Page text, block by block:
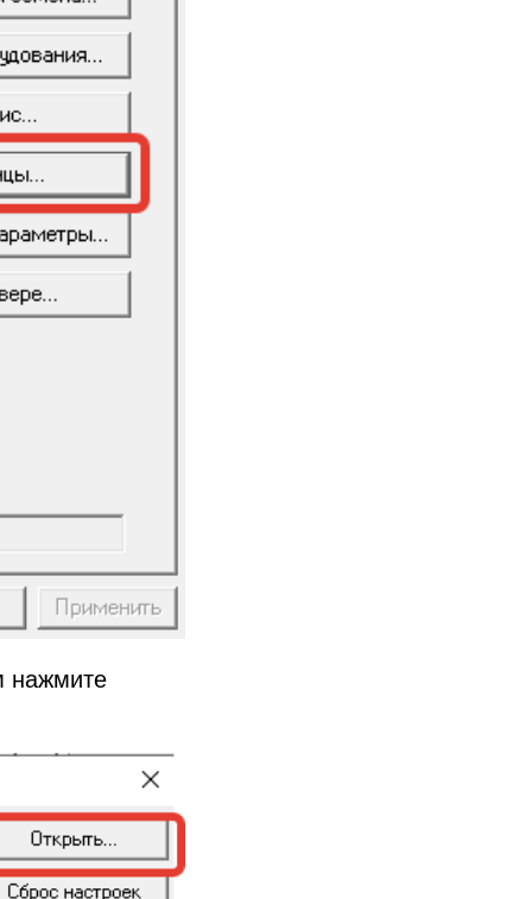
нажмите